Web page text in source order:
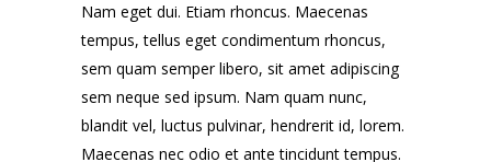
Nam eget dui. Etiam rhoncus. Maecenas
tempus, tellus eget condimentum rhoncus,
sem quam semper libero, sit amet adipiscing
sem neque sed ipsum. Nam quam nunc,
blandit vel, luctus pulvinar, hendrerit id, lorem.
Maecenas nec odio et ante tincidunt tempus.